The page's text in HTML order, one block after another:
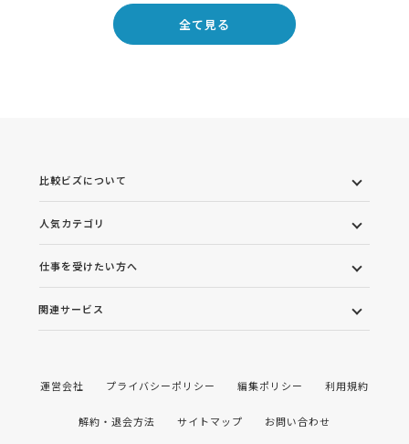
全て見る
比較ビズについて
人気カテゴリ
仕事を受けたい方へ
関連サービス
運営会社 プライバシーポリシー 編集ポリシー 利用規約
解約・退会方法 サイトマップ お問い合わせ